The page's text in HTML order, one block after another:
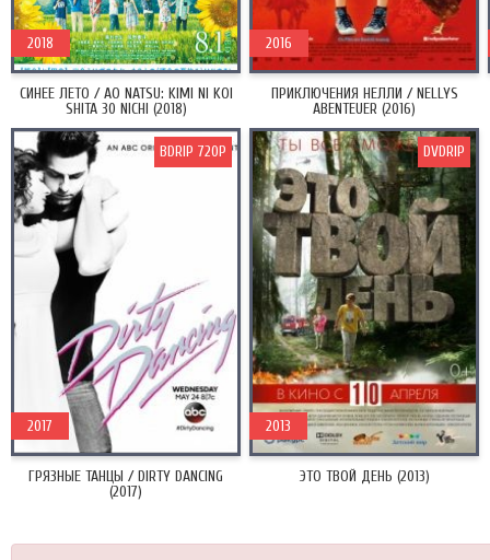
СИНЕЕ ЛЕТО / AO NATSU: KIMI NI KOI
SHITA 30 NICHI (2018)
2018
ПРИКЛЮЧЕНИЯ НЕЛЛИ / NELLYS
ABENTEUER (2016)
2016
ГРЯЗНЫЕ ТАНЦЫ / DIRTY DANCING
(2017)
2017
BDRIP 720P
ЭТО ТВОЙ ДЕНЬ (2013)
2013
DVDRIP